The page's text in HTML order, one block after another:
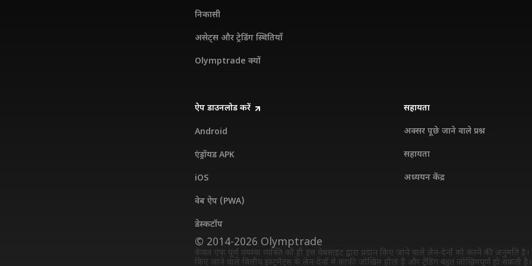
निकासी
असेट्स और ट्रेडिंग स्थितियाँ
Olymptrade क्यों
ऐप डाउनलोड करें
Android
एंड्रॉयड APK
iOS
वेब ऐप (PWA)
डेस्कटॉप
सहायता
अक्सर पूछे जाने वाले प्रश्न
सहायता
अध्ययन केंद्र
© 2014-2026 Olymptrade
केवल एक पूर्ण वयस्क व्यक्ति को ही इस वेबसाइट द्वारा प्रदान किए जाने वाले लेन-देनों को करने की अनुमति है।
किए जाने वाले वित्तीय इंस्ट्रुमेंट्स के लेन-देनों में काफी जोखिम होता है और ट्रेडिंग बहुत जोखिमपूर्ण हो सकती